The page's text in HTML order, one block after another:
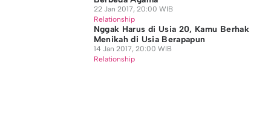
22 Jan 2017, 20:00 WIB
Relationship
Nggak Harus di Usia 20, Kamu Berhak
Menikah di Usia Berapapun
14 Jan 2017, 20:00 WIB
Relationship